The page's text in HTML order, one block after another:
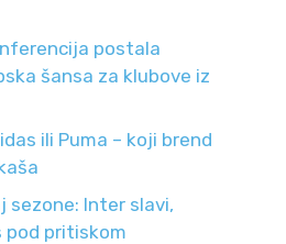
postala
šansa za klubove iz
ili Puma – koji brend
sezone: Inter slavi,
pod pritiskom